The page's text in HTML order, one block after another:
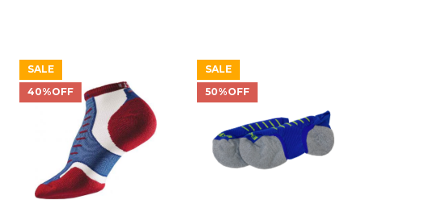
SALE
40%OFF
SALE
50%OFF